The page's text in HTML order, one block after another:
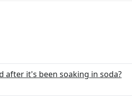
after it's been soaking in soda?